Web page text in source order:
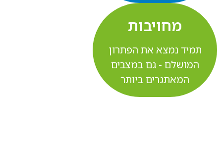
מחויבות
תמיד נמצא את הפתרון
המושלם - גם במצבים
המאתגרים ביותר